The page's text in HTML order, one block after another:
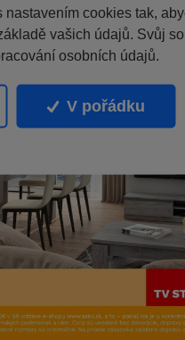
nastavením cookies tak,
vašich údajů. Svůj
osobních údajů.
V pořádku